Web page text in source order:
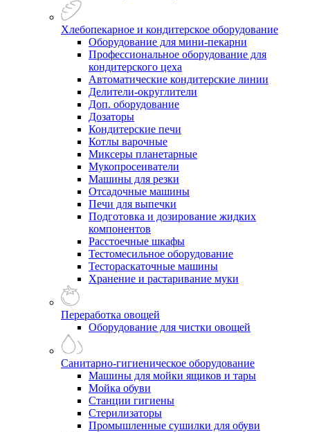
Хлебопекарное и кондитерское оборудование
Оборудование для мини-пекарни
Профессиональное оборудование для
кондитерского цеха
Автоматические кондитерские линии
Делители-округлители
Доп. оборудование
Дозаторы
Кондитерские печи
Котлы варочные
Миксеры планетарные
Мукопросеиватели
Машины для резки
Отсадочные машины
Печи для выпечки
Подготовка и дозирование жидких
компонентов
Расстоечные шкафы
Тестомесильное оборудование
Тестораскаточные машины
Хранение и растаривание муки
Переработка овощей
Оборудование для чистки овощей
Санитарно-гигиеническое оборудование
Машины для мойки ящиков и тары
Мойка обуви
Станции гигиены
Стерилизаторы
Промышленные сушилки для обуви